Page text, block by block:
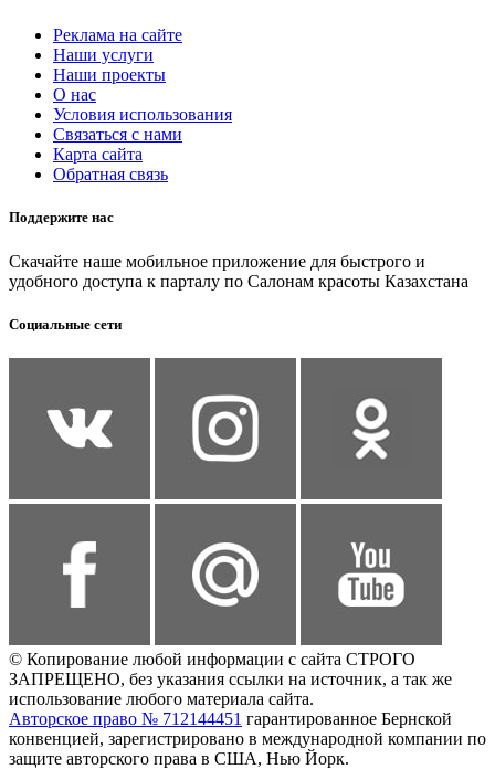
Реклама на сайте
Наши услуги
Наши проекты
О нас
Условия использования
Связаться с нами
Карта сайта
Обратная связь
Поддержите нас
Скачайте наше мобильное приложение для быстрого и
удобного доступа к парталу по Салонам красоты Казахстана
Социальные сети
© Копирование любой информации с сайта СТРОГО
ЗАПРЕЩЕНО, без указания ссылки на источник, а так же
использование любого материала сайта.
Авторское право № 712144451 гарантированное Бернской
конвенцией, зарегистрировано в международной компании по
защите авторского права в США, Нью Йорк.